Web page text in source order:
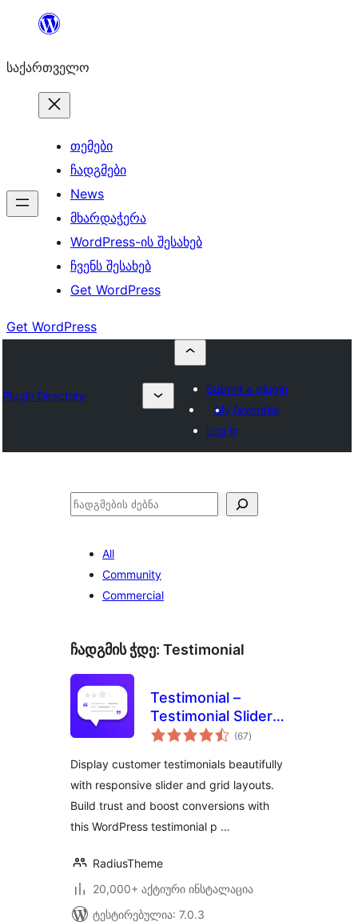
შიგთავსზე
საქართველო
თემები
ჩადგმები
News
მხარდაჭერა
WordPress-ის შესახებ
ჩვენს შესახებ
Get WordPress
Get WordPress
Plugin Directory
Submit a plugin
My favorites
Log in
ძებნა
All
Community
Commercial
ჩადგმის ჭდე: Testimonial
Testimonial –
Testimonial Slider
and Showcase
(67საერთო
რეიტინგი
)
Display customer testimonials beautifully
with responsive slider and grid layouts.
Build trust and boost conversions with
this WordPress testimonial p …
RadiusTheme
20,000+ აქტიური ინსტალაცია
ტესტირებულია: 7.0.3